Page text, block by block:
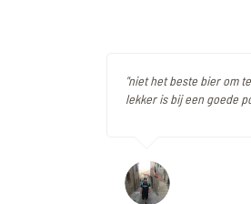
"niet het beste bier om
lekker is bij een goede